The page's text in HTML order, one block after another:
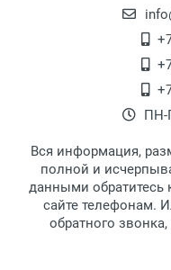
Ширина линзы:
Ширина мостика:
Тип оправы:
Материал линзы:
Материал оправы:
Материал дужки:
Цвет оправы:
Самовывоз.
наличными
выдачи
Перечисление
офисе
второй этаж,
После того,
выдачи,
клиентом и
Для
обязательно
Заказ
рабочих
ПН-
Вся информация,
полной и
данными
сайте телефонам.
обратного